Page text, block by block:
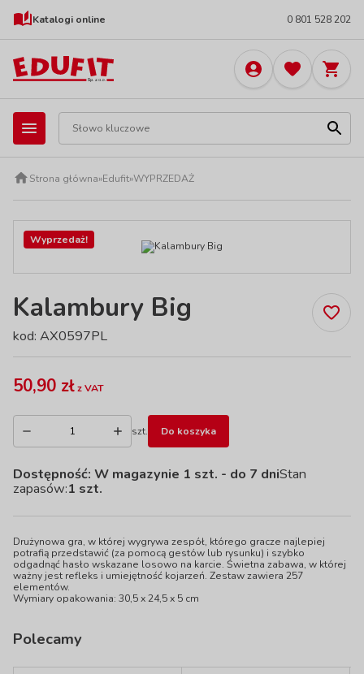
Katalogi online 0 801 528 202
Strona główna»Edufit»WYPRZEDAŻ
Wyprzedaż!
Kalambury Big
kod: AX0597PL
50,90 złz VAT
szt. Do koszyka
Dostępność: W magazynie 1 szt. - do 7 dniStan
zapasów:1 szt.
Drużynowa gra, w której wygrywa zespół, którego gracze najlepiej
potrafią przedstawić (za pomocą gestów lub rysunku) i szybko
odgadnąć hasło wskazane losowo na karcie. Świetna zabawa, w której
ważny jest refleks i umiejętność kojarzeń. Zestaw zawiera 257
elementów.
Wymiary opakowania: 30,5 x 24,5 x 5 cm
Polecamy